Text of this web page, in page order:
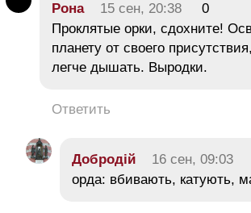
Рона 15 сен, 20:38
0
Проклятые орки, сдохните!
планету от своего
легче дышать. Выродки.
Ответить
Добродій 16 сен, 09:03
орда: вбивають, катують,